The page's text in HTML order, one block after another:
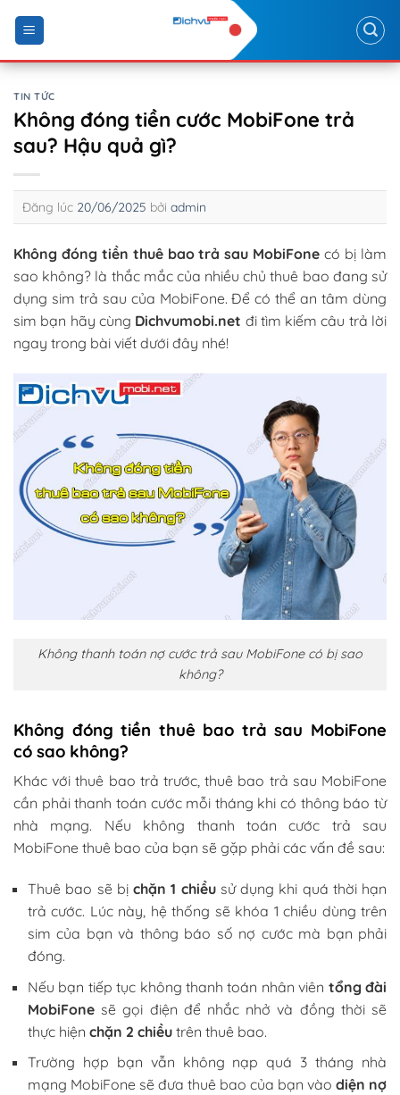
content
TIN TỨC
Không đóng tiền cước MobiFone trả
sau? Hậu quả gì?
Đăng lúc 20/06/2025 bởi admin
Không đóng tiền thuê bao trả sau MobiFone có bị làm
sao không? là thắc mắc của nhiều chủ thuê bao đang sử
dụng sim trả sau của MobiFone. Để có thể an tâm dùng
sim bạn hãy cùng Dichvumobi.net đi tìm kiếm câu trả lời
ngay trong bài viết dưới đây nhé!
Không thanh toán nợ cước trả sau MobiFone có bị sao
không?
Không đóng tiền thuê bao trả sau MobiFone
có sao không?
Khác với thuê bao trả trước, thuê bao trả sau MobiFone
cần phải thanh toán cước mỗi tháng khi có thông báo từ
nhà mạng. Nếu không thanh toán cước trả sau
MobiFone thuê bao của bạn sẽ gặp phải các vấn đề sau:
Thuê bao sẽ bịchặn 1 chiềusử dụng khi quá thời hạn
trả cước. Lúc này, hệ thống sẽ khóa 1 chiều dùng trên
sim của bạn và thông báo số nợ cước mà bạn phải
đóng.
Nếu bạn tiếp tục không thanh toán nhân viên tổng đài
MobiFone sẽ gọi điện để nhắc nhở và đồng thời sẽ
thực hiện chặn 2 chiều trên thuê bao.
Trường hợp bạn vẫn không nạp quá 3 tháng nhà
mạng MobiFone sẽ đưa thuê bao của bạn vào diện nợ